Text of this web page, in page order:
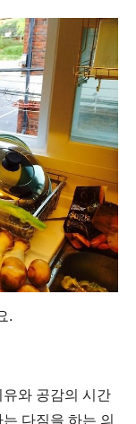
.
와 공감의 시간
다짐을 하는 의